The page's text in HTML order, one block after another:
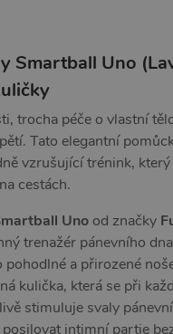
Smartball Uno
trocha péče o vlastní
Tato elegantní
vzrušující trénink,
cestách.
Uno od značky
trenažér pánevního
pohodlné a přirozené
kulička, která se při
stimuluje svaly
intimní partie